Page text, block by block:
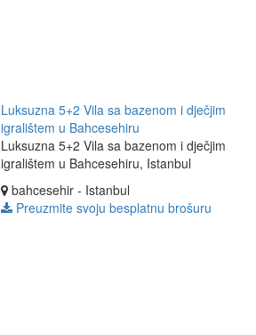
Luksuzna 5+2 Vila sa bazenom i dječjim
igralištem u Bahcesehiru
Luksuzna 5+2 Vila sa bazenom i dječjim
igralištem u Bahcesehiru, Istanbul
bahcesehir - Istanbul
Preuzmite svoju besplatnu brošuru